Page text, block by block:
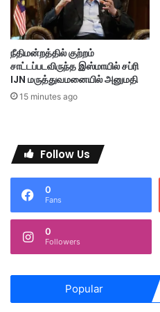
ன்
ப
ரி
ந்
து
ரை
தி
ரு
க்
கோ
வி
ன்
கு
ம்
பா
க
நீதிமன்றத்தில் குற்றம்
சாட்டப்படவிருந்த இஸ்மாயில் சப்ரி
IJN மருத்துவமனையில் அனுமதி
15 minutes ago
Follow Us
0
Fans
0
Followers
Popular